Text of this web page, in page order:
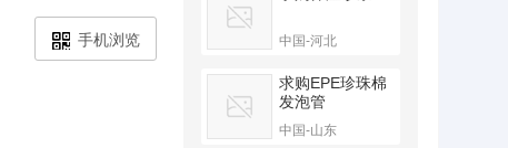
手机浏览 中国-河北
求购EPE珍珠棉
发泡管
中国-山东